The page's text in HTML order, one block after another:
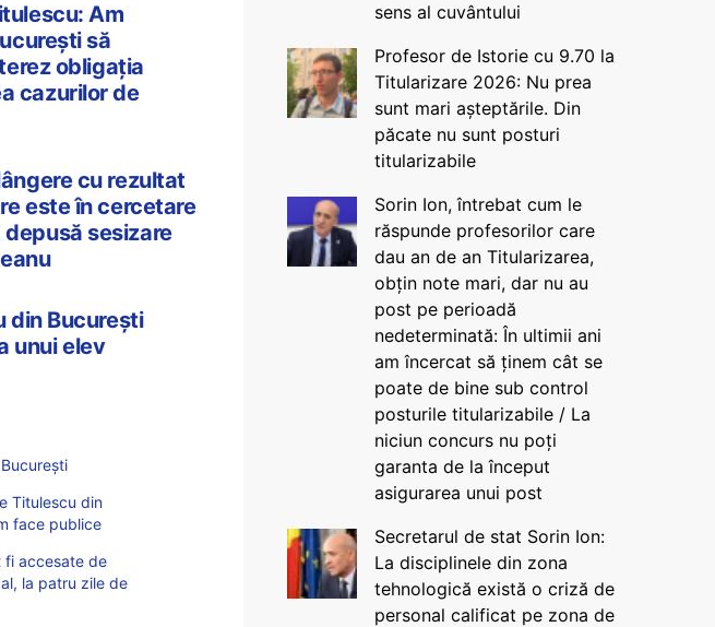
Am
să
obligația
cazurilor de
cu rezultat
este în cercetare
sesizare
din București
unui elev
Titulescu din
face publice
fi accesate de
la patru zile de
sens al cuvântului
Profesor de Istorie cu 9.70 la
Titularizare 2026: Nu prea
sunt mari așteptările. Din
păcate nu sunt posturi
titularizabile
Sorin Ion, întrebat cum le
răspunde profesorilor care
dau an de an Titularizarea,
obțin note mari, dar nu au
post pe perioadă
nedeterminată: În ultimii ani
am încercat să ținem cât se
poate de bine sub control
posturile titularizabile / La
niciun concurs nu poți
garanta de la început
asigurarea unui post
Secretarul de stat Sorin Ion:
La disciplinele din zona
tehnologică există o criză de
personal calificat pe zona de